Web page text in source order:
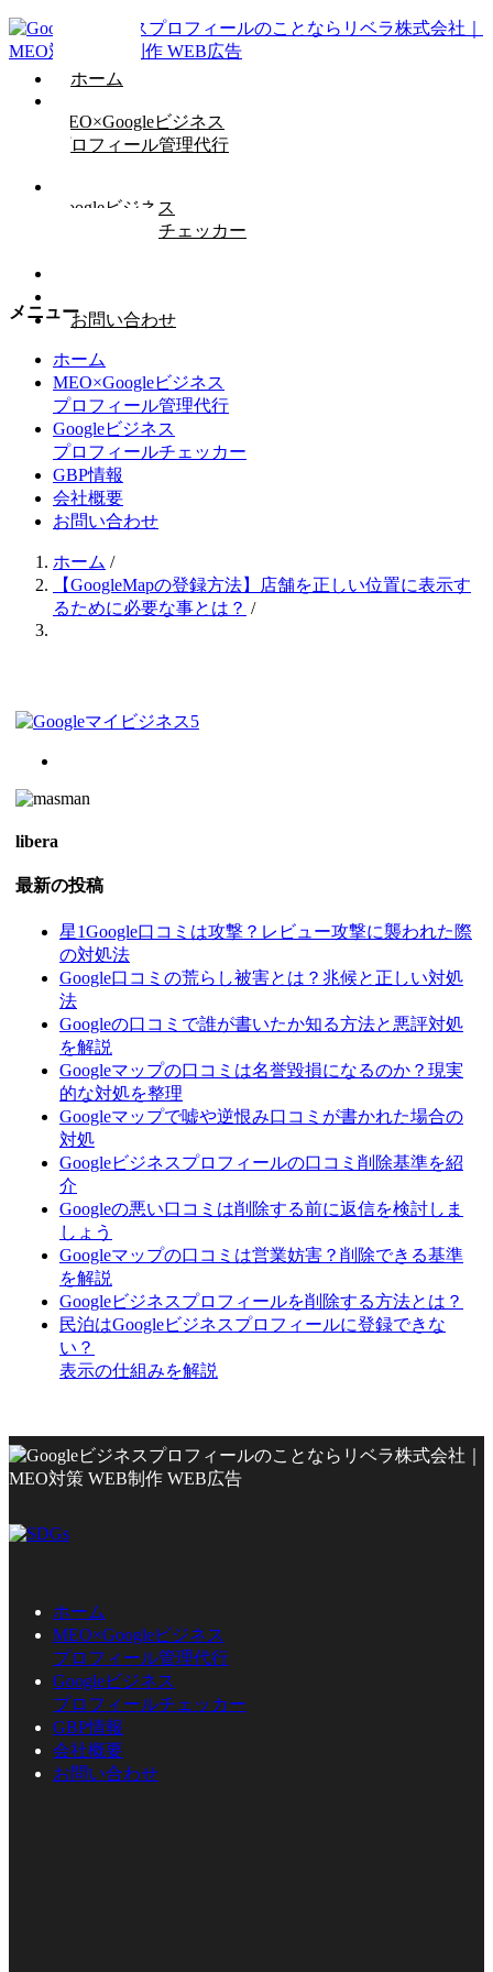
ホーム
MEO×Googleビジネス
プロフィール管理代行
Googleビジネス
プロフィールチェッカー
お問い合わせ
メニュー
ホーム
MEO×Googleビジネス
プロフィール管理代行
Googleビジネス
プロフィールチェッカー
GBP情報
会社概要
お問い合わせ
ホーム /
【GoogleMapの登録方法】店舗を正しい位置に表示す
るために必要な事とは？ /
libera
最新の投稿
星1Google口コミは攻撃？レビュー攻撃に襲われた際
の対処法
Google口コミの荒らし被害とは？兆候と正しい対処
法
Googleの口コミで誰が書いたか知る方法と悪評対処
を解説
Googleマップの口コミは名誉毀損になるのか？現実
的な対処を整理
Googleマップで嘘や逆恨み口コミが書かれた場合の
対処
Googleビジネスプロフィールの口コミ削除基準を紹
介
Googleの悪い口コミは削除する前に返信を検討しま
しょう
Googleマップの口コミは営業妨害？削除できる基準
を解説
Googleビジネスプロフィールを削除する方法とは？
民泊はGoogleビジネスプロフィールに登録できな
い？
表示の仕組みを解説
ホーム
MEO×Googleビジネス
プロフィール管理代行
Googleビジネス
プロフィールチェッカー
GBP情報
会社概要
お問い合わせ